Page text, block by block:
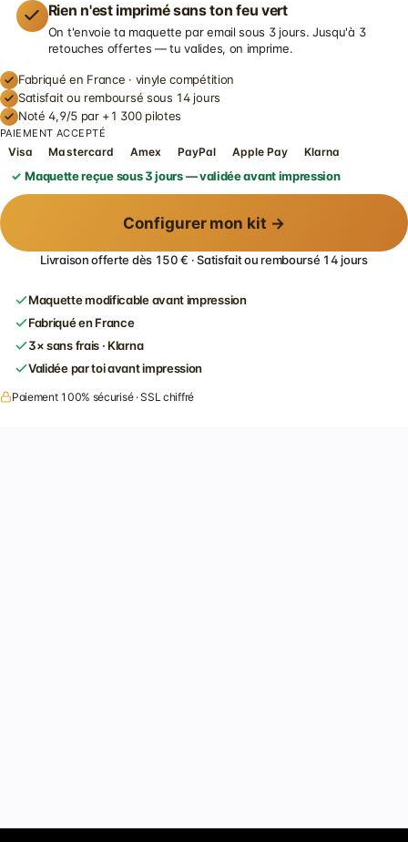
Rien n'est imprimé sans ton feu vert
On t'envoie ta maquette par email sous 3 jours. Jusqu'à 3
retouches offertes — tu valides, on imprime.
Fabriqué en France · vinyle compétition
Satisfait ou remboursé sous 14 jours
Noté 4,9/5 par +1 300 pilotes
PAIEMENT ACCEPTÉ
Visa Mastercard Amex PayPal Apple Pay Klarna
Maquette reçue sous 3 jours — validée avant impression
Configurer mon kit →
Livraison offerte dès 150 € · Satisfait ou remboursé 14 jours
Maquette modificable avant impression
Fabriqué en France
3× sans frais · Klarna
Validée par toi avant impression
Paiement 100% sécurisé · SSL chiffré